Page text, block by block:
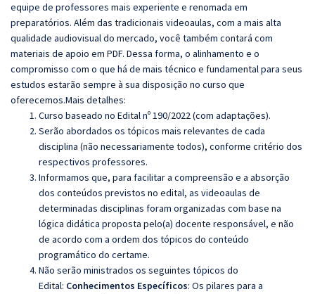
equipe de professores mais experiente e renomada em
preparatórios. Além das tradicionais videoaulas, com a mais alta
qualidade audiovisual do mercado, você também contará com
materiais de apoio em PDF. Dessa forma, o alinhamento e o
compromisso com o que há de mais técnico e fundamental para seus
estudos estarão sempre à sua disposição no curso que
oferecemos.Mais detalhes:
Curso baseado no Edital nº 190/2022 (com adaptações).
Serão abordados os tópicos mais relevantes de cada
disciplina (não necessariamente todos), conforme critério dos
respectivos professores.
Informamos que, para facilitar a compreensão e a absorção
dos conteúdos previstos no edital, as videoaulas de
determinadas disciplinas foram organizadas com base na
lógica didática proposta pelo(a) docente responsável, e não
de acordo com a ordem dos tópicos do conteúdo
programático do certame.
Não serão ministrados os seguintes tópicos do
Edital: Conhecimentos Específicos: Os pilares para a